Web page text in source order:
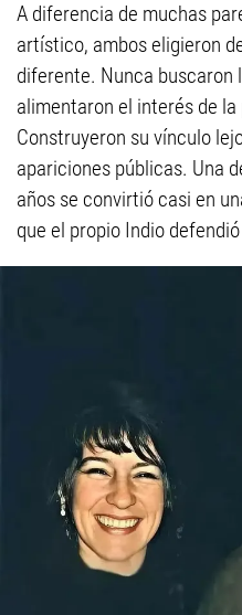
A diferencia de muchas
artístico, ambos eligieron
diferente. Nunca buscaron
alimentaron el interés de
Construyeron su vínculo
apariciones públicas. Una
años se convirtió casi en
que el propio Indio